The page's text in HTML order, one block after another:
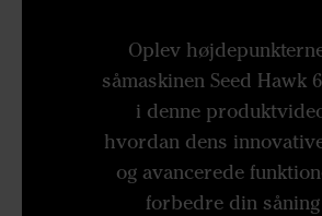
Oplev
såmaskinen Seed Hawk
i denne
hvordan dens
og avancerede
forbedre din